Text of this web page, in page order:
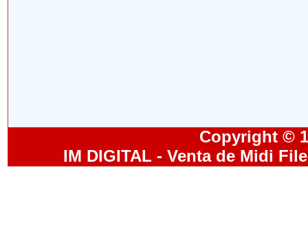
Copyright ©
IM DIGITAL - Venta de Midi